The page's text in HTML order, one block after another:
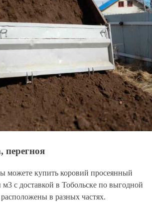
перегноя
можете купить коровий просеянный
с доставкой в Тобольске по выгодной
в разных частях.